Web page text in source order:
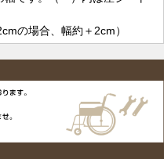
の場合、幅約＋2cm）